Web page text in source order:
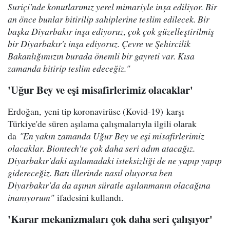
Suriçi'nde konutlarımız yerel mimariyle inşa ediliyor. Bir
an önce bunlar bitirilip sahiplerine teslim edilecek. Bir
başka Diyarbakır inşa ediyoruz, çok çok güzelleştirilmiş
bir Diyarbakır'ı inşa ediyoruz. Çevre ve Şehircilik
Bakanlığımızın burada önemli bir gayreti var. Kısa
zamanda bitirip teslim edeceğiz."
'Uğur Bey ve eşi misafirlerimiz olacaklar'
Erdoğan, yeni tip koronavirüse (Kovid-19) karşı
Türkiye'de süren aşılama çalışmalarıyla ilgili olarak
da "En yakın zamanda Uğur Bey ve eşi misafirlerimiz
olacaklar. Biontech'te çok daha seri adım atacağız.
Diyarbakır'daki aşılamadaki isteksizliği de ne yapıp yapıp
gidereceğiz. Batı illerinde nasıl oluyorsa ben
Diyarbakır'da da aşının süratle aşılanmanın olacağına
inanıyorum"ifadesini kullandı.
'Karar mekanizmaları çok daha seri çalışıyor'